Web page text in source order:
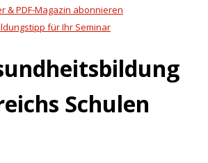
& PDF-Magazin abonnieren
für Ihr Seminar
Schulen